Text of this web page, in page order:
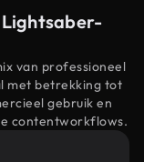
van professioneel
met betrekking tot
gebruik en
contentworkflows.